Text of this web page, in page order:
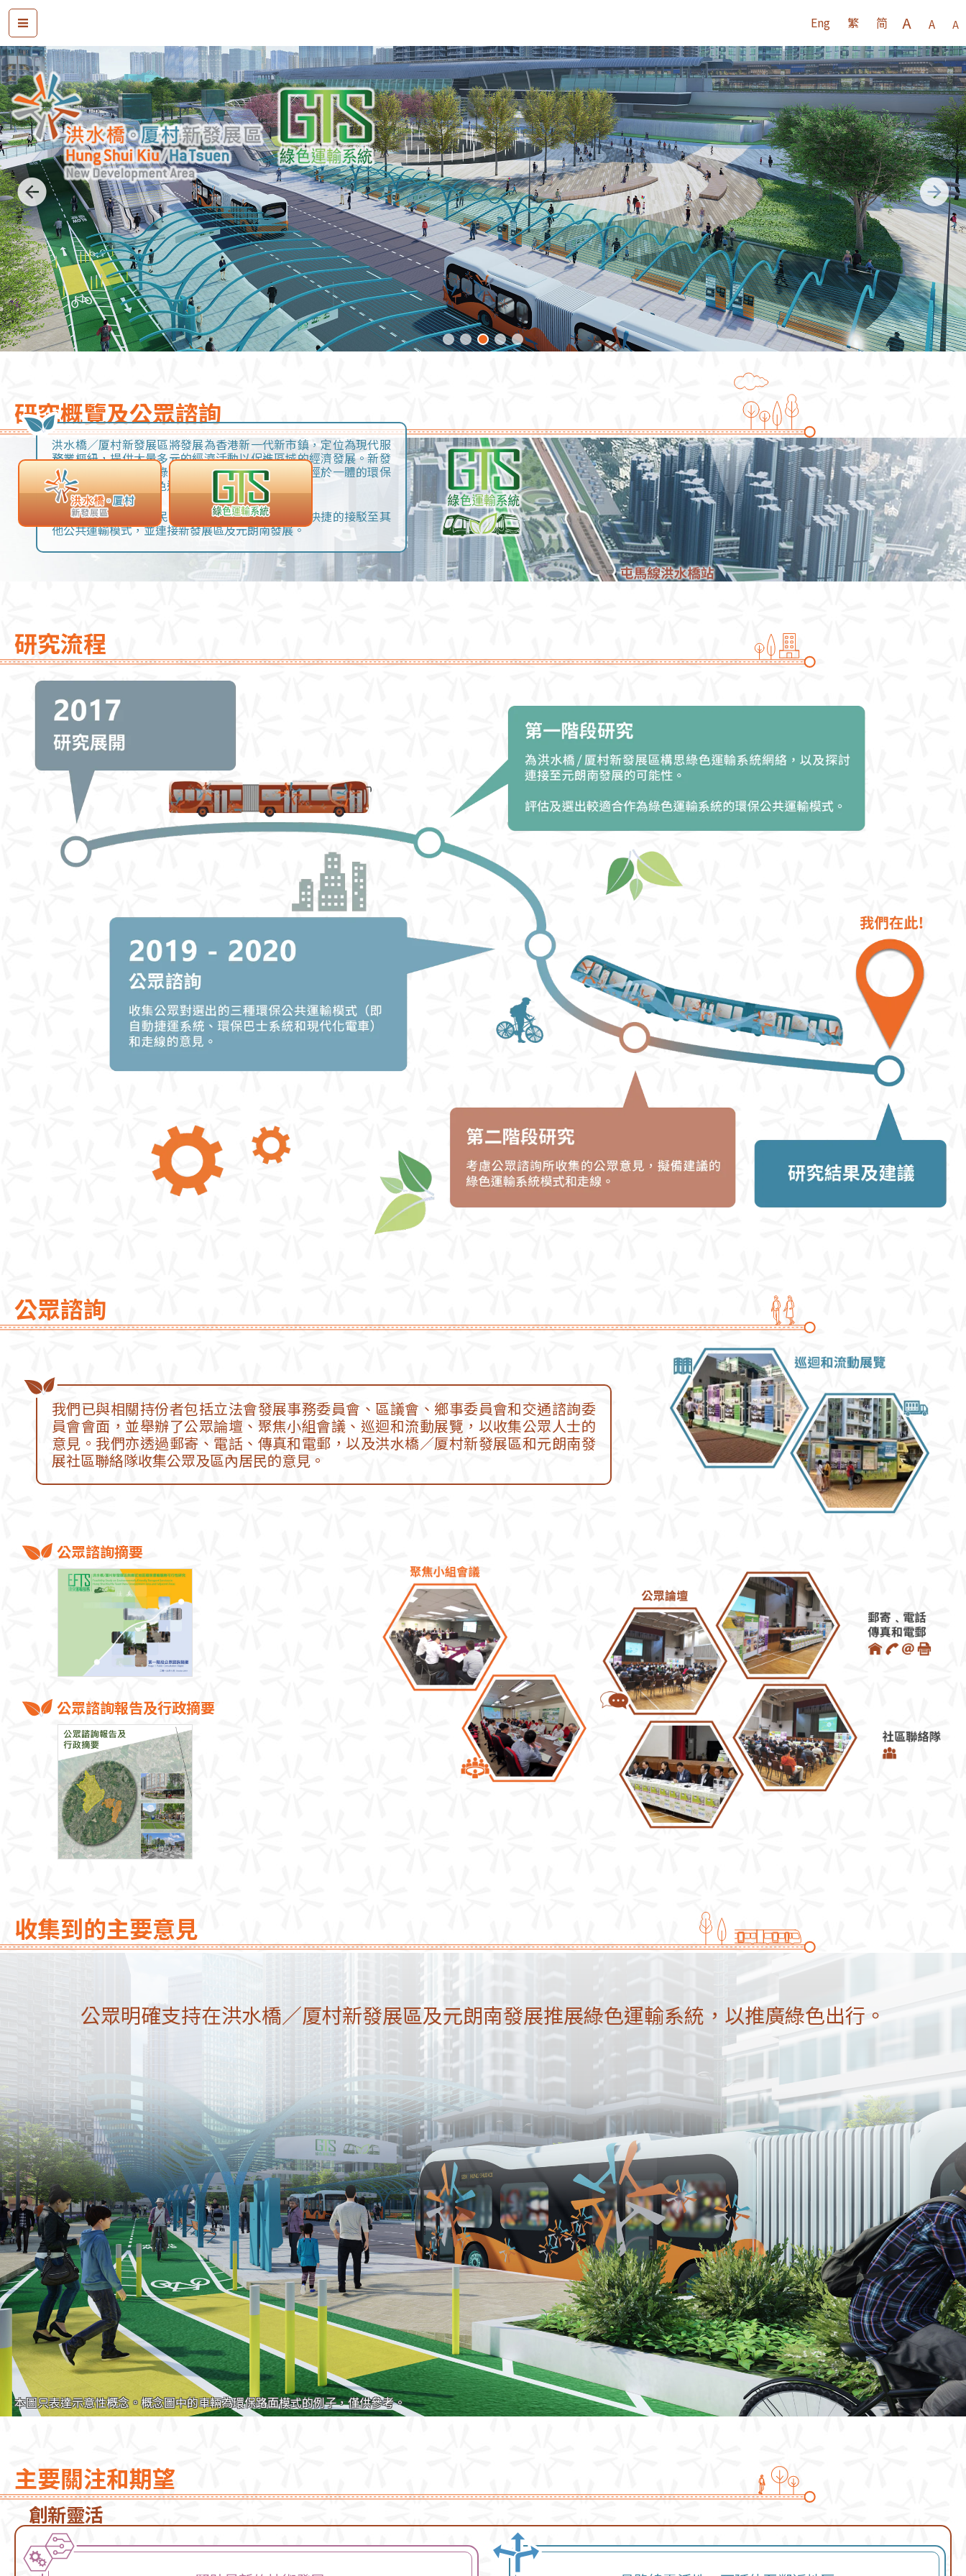
A A A
Eng 繁 简
研究概覽及公眾諮詢
洪水橋／厦村新發展區將發展為香港新一代新市鎮，定位為現代服
務業樞紐，提供大量多元的經濟活動以促進區域的經濟發展。新發
展區內已規劃一條集綠色運輸系統、行人道和單車徑於一體的環保
運輸走廊，以推廣綠色運輸。
綠色運輸系統將為市民提供快速的運輸服務和方便快捷的接駁至其
他公共運輸模式，並連接新發展區及元朗南發展。
研究流程
公眾諮詢
我們已與相關持份者包括立法會發展事務委員會、區議會、鄉事委員會和交通諮詢委
員會會面，並舉辦了公眾論壇、聚焦小組會議、巡迴和流動展覽，以收集公眾人士的
意見。我們亦透過郵寄、電話、傳真和電郵，以及洪水橋／厦村新發展區和元朗南發
展社區聯絡隊收集公眾及區內居民的意見。
公眾諮詢摘要
公眾諮詢報告及行政摘要
收集到的主要意見
本圖只表達示意性概念。概念圖中的車輛為環保路面模式的例子，僅供參考。
公眾明確支持在洪水橋／厦村新發展區及元朗南發展推展綠色運輸系統，以推廣綠色出行。
主要關注和期望
創新靈活